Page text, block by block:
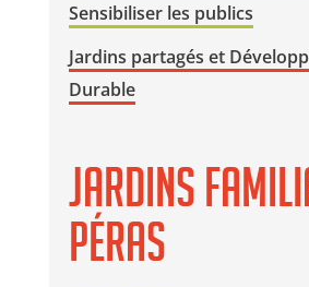
Sensibiliser les publics
Jardins partagés et
Durable
Jardins
Péras